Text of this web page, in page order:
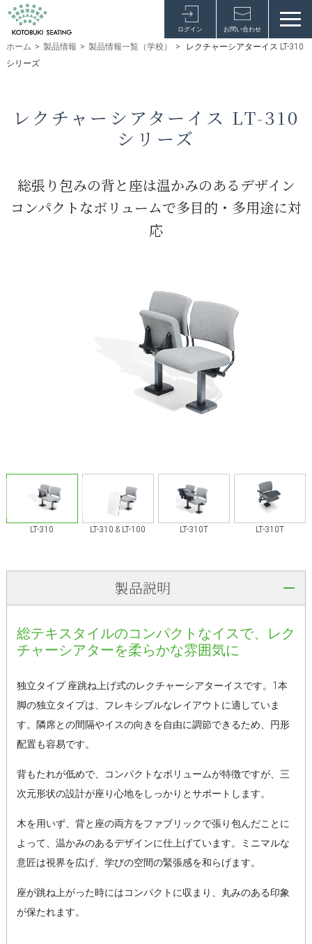
ログイン お問い合わせ
ホーム > 製品情報 > 製品情報一覧（学校） >
レクチャーシアターイス LT-310
シリーズ
レクチャーシアターイス LT-310
シリーズ
総張り包みの背と座は温かみのあるデザイン
コンパクトなボリュームで多目的・多用途に対
応
LT-310 LT-310 & LT-100 LT-310T LT-310T
製品説明
総テキスタイルのコンパクトなイスで、レク
チャーシアターを柔らかな雰囲気に
独立タイプ 座跳ね上げ式のレクチャーシアターイスです。1本
脚の独立タイプは、フレキシブルなレイアウトに適していま
す。隣席との間隔やイスの向きを自由に調節できるため、円形
配置も容易です。
背もたれが低めで、コンパクトなボリュームが特徴ですが、三
次元形状の設計が座り心地をしっかりとサポートします。
木を用いず、背と座の両方をファブリックで張り包んだことに
よって、温かみのあるデザインに仕上げています。ミニマルな
意匠は視界を広げ、学びの空間の緊張感を和らげます。
座が跳ね上がった時にはコンパクトに収まり、丸みのある印象
が保たれます。